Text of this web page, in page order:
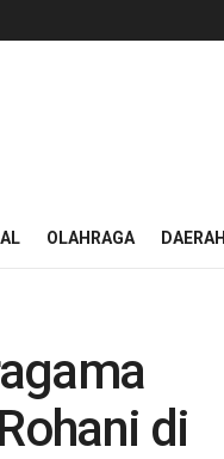
OLAHRAGA DAERAH
di